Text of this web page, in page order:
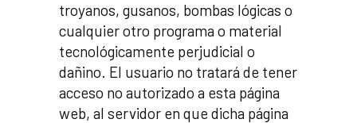
troyanos, gusanos, bombas lógicas o
cualquier otro programa o material
tecnológicamente perjudicial o
dañino. El usuario no tratará de tener
acceso no autorizado a esta página
web, al servidor en que dicha página